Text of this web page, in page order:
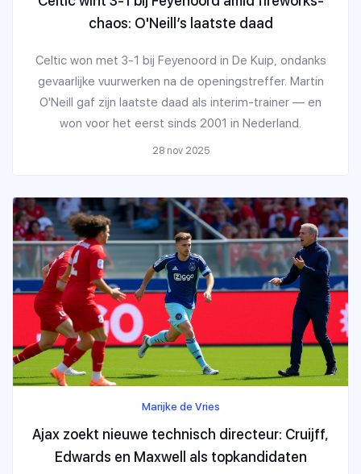
chaos: O'Neill’s laatste daad
Celtic won met 3-1 bij Feyenoord in De Kuip, ondanks
gevaarlijke vuurwerken na de openingstreffer. Martin
O'Neill gaf zijn laatste daad als interim-trainer — en
won voor het eerst sinds 2001 in Nederland.
28 nov 2025
Marijke de Vries
Ajax zoekt nieuwe technisch directeur: Cruijff,
Edwards en Maxwell als topkandidaten